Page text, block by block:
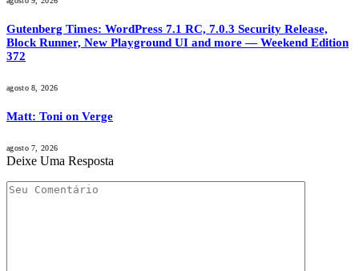
Gutenberg Times: WordPress 7.1 RC, 7.0.3 Security Release,
Block Runner, New Playground UI and more — Weekend Edition
372
agosto 8, 2026
Matt: Toni on Verge
agosto 7, 2026
Deixe Uma Resposta